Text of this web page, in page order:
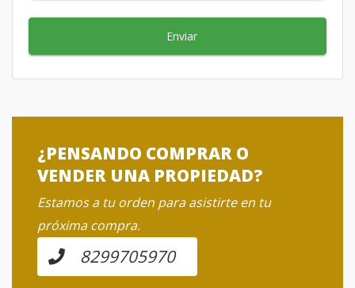
Enviar
¿PENSANDO COMPRAR O
VENDER UNA PROPIEDAD?
Estamos a tu orden para asistirte en tu
próxima compra.
8299705970